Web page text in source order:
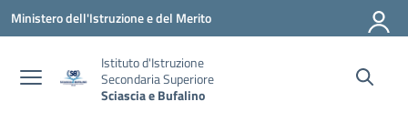
Vai ai contenuti
Vai al menu di navigazione
Vai al footer
Ministero dell'Istruzione e del Merito
Istituto d'Istruzione
Secondaria Superiore
Sciascia e Bufalino